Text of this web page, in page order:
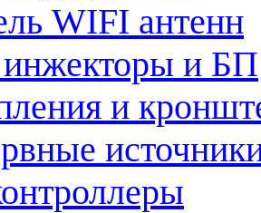
WIFI антенн
инжекторы и БП
и